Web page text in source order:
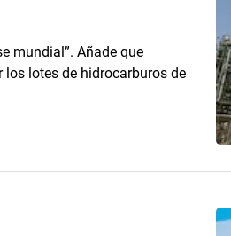
mundial”. Añade que
lotes de hidrocarburos de